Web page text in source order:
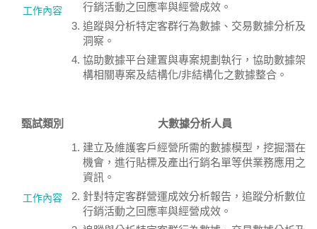
工作內容
行銷活動之回應率與經營成效。
追蹤與分析特定客群行為數據、交易數據分析及
洞察。
協助數據平台建置與專案規劃執行，協助數據架
構相關專案及結構化/非結構化之數據整合。
甄試類別 大數據分析人員
工作內容
建立及維護客戶經營所需的數據模型，挖掘潛在
機會，進行貼標及產出行銷名單等供業務應用之
資訊。
針對特定客群營運成效分析報告，追蹤分析數位
行銷活動之回應率與經營成效。